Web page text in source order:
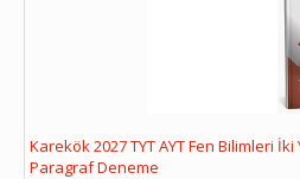
Karekök 2027 TYT AYT Fen Bilimleri
Paragraf Deneme